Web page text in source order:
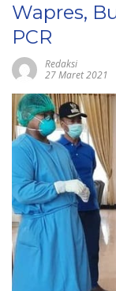
Wapres,
PCR
Redaksi
27 Maret 2021